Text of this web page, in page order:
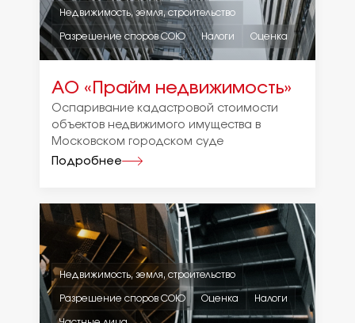
Недвижимость, земля, строительство
Разрешение споров СОЮ
Налоги Оценка
АО «Прайм недвижимость»
Оспаривание кадастровой стоимости
объектов недвижимого имущества в
Московском городском суде
Подробнее
Недвижимость, земля, строительство
Разрешение споров СОЮ
Оценка
Налоги